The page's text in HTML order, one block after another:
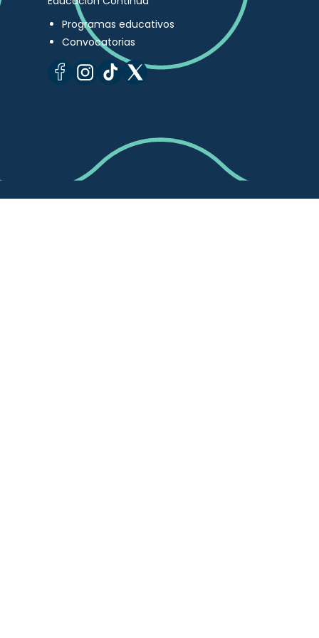
Programas educativos
Convocatorias